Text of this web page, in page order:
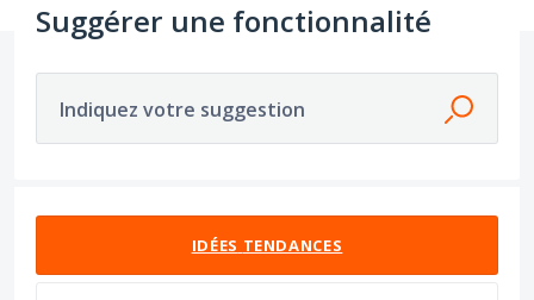
Suggérer une fonctionnalité
Indiquez votre suggestion
IDÉES TENDANCES